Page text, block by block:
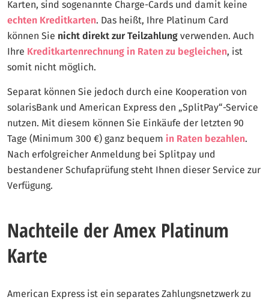
Karten, sind sogenannte Charge-Cards und damit keine
echten Kreditkarten. Das heißt, Ihre Platinum Card
können Sie nicht direkt zur Teilzahlung verwenden. Auch
Ihre Kreditkartenrechnung in Raten zu begleichen, ist
somit nicht möglich.
Separat können Sie jedoch durch eine Kooperation von
solarisBank und American Express den „SplitPay“-Service
nutzen. Mit diesem können Sie Einkäufe der letzten 90
Tage (Minimum 300 €) ganz bequem in Raten bezahlen.
Nach erfolgreicher Anmeldung bei Splitpay und
bestandener Schufaprüfung steht Ihnen dieser Service zur
Verfügung.
Nachteile der Amex Platinum
Karte
American Express ist ein separates Zahlungsnetzwerk zu